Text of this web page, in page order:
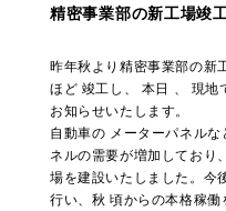
精密事業部の新工場竣
昨年秋より精密事業部の新
ほど 竣工し、 本日 、 現地
お知らせいたします。
自動車の メーターパネル
ネルの需要が増加しており
場を建設いたしました。今
行い、秋 頃からの本格稼